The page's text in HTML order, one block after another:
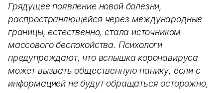
Грядущее появление новой болезни,
распространяющейся через международные
границы, естественно, стала источником
массового беспокойства. Психологи
предупреждают, что вспышка коронавируса
может вызвать общественную панику, если с
информацией не будут обращаться осторожно,